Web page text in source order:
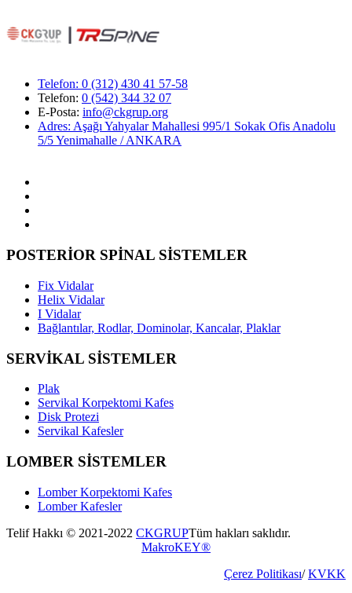
Telefon: 0 (312) 430 41 57-58
Telefon: 0 (542) 344 32 07
E-Posta: info@ckgrup.org
Adres: Aşağı Yahyalar Mahallesi 995/1 Sokak Ofis Anadolu
5/5 Yenimahalle / ANKARA
POSTERİOR SPİNAL SİSTEMLER
Fix Vidalar
Helix Vidalar
I Vidalar
Bağlantılar, Rodlar, Dominolar, Kancalar, Plaklar
SERVİKAL SİSTEMLER
Plak
Servikal Korpektomi Kafes
Disk Protezi
Servikal Kafesler
LOMBER SİSTEMLER
Lomber Korpektomi Kafes
Lomber Kafesler
Telif Hakkı © 2021-2022 CKGRUPTüm hakları saklıdır.
MakroKEY®
Çerez Politikası/KVKK